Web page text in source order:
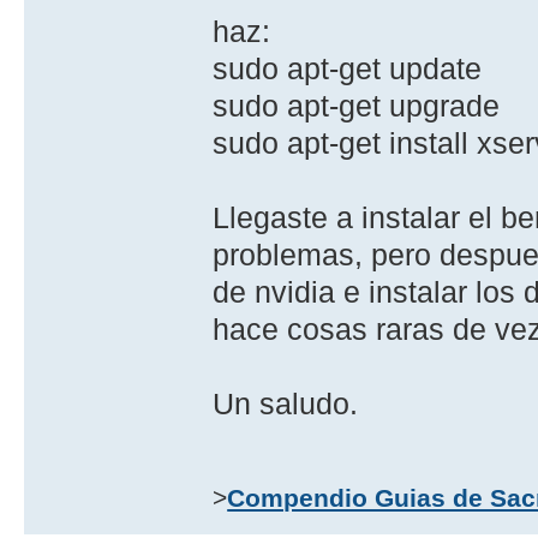
haz:
sudo apt-get update
sudo apt-get upgrade
sudo apt-get install
Llegaste a instalar el
problemas, pero
de nvidia e instalar los
hace cosas raras de
Un saludo.
>Compendio Guias de